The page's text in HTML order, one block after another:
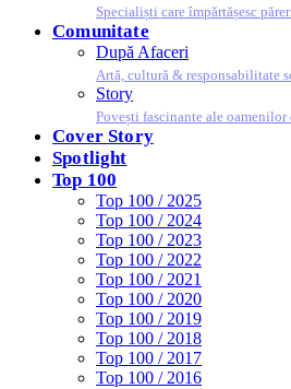
Specialiști care împărtășesc
Comunitate
După Afaceri
Artă, cultură & responsabilitate
Story
Povești fascinante ale
Cover Story
Spotlight
Top 100
Top 100 / 2025
Top 100 / 2024
Top 100 / 2023
Top 100 / 2022
Top 100 / 2021
Top 100 / 2020
Top 100 / 2019
Top 100 / 2018
Top 100 / 2017
Top 100 / 2016